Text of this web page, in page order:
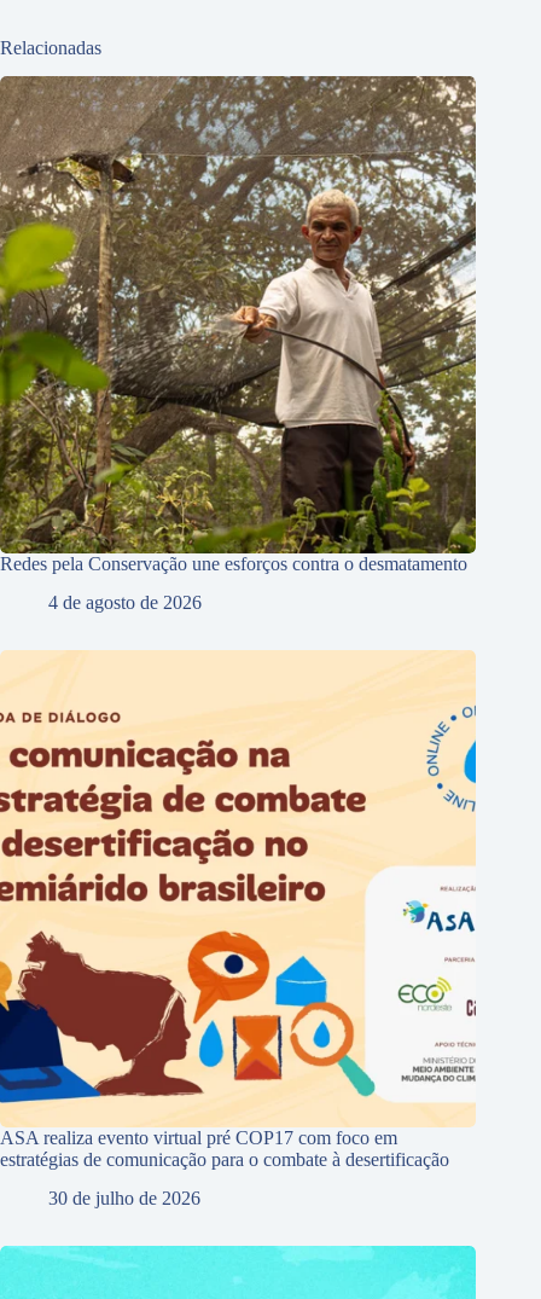
Relacionadas
Redes pela Conservação une esforços contra o desmatamento
4 de agosto de 2026
ASA realiza evento virtual pré COP17 com foco em
estratégias de comunicação para o combate à desertificação
30 de julho de 2026